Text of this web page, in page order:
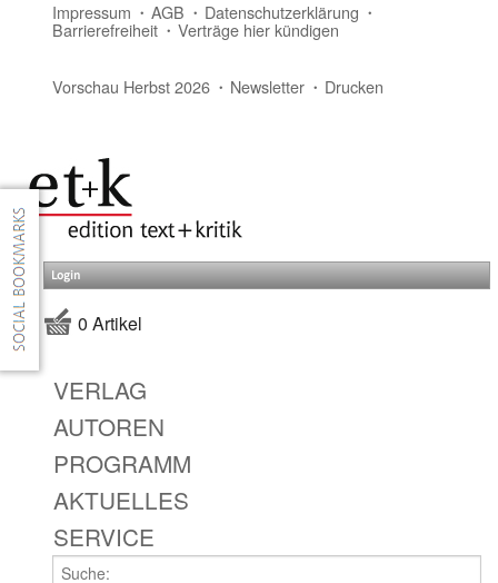
Impressum AGB Datenschutzerklärung
Barrierefreiheit Verträge hier kündigen
Vorschau Herbst 2026 Newsletter Drucken
Login
0 Artikel
VERLAG
AUTOREN
PROGRAMM
AKTUELLES
SERVICE